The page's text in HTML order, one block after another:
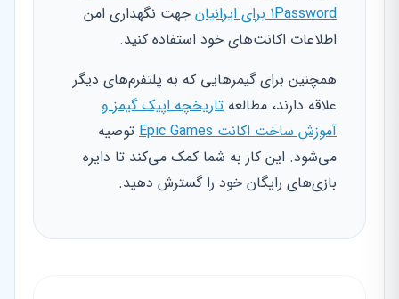
1Password برای ایرانیان
جهت نگهداری امن
اطلاعات اکانت‌های خود استفاده کنید.
همچنین برای گیمرهایی که به پلتفرم‌های دیگر
علاقه دارند، مطالعه تاریخچه اپیک گیمز و
آموزش ساخت اکانت Epic Games
توصیه
می‌شود. این کار به شما کمک می‌کند تا دایره
بازی‌های رایگان خود را گسترش دهید.